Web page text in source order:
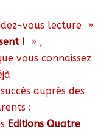
vous lecture »
! » ,
vous connaissez
auprès des
:
Editions Quatre